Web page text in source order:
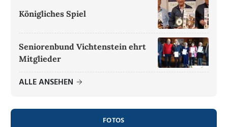
Königliches Spiel
Seniorenbund Vichtenstein ehrt
Mitglieder
ALLE ANSEHEN
FOTOS